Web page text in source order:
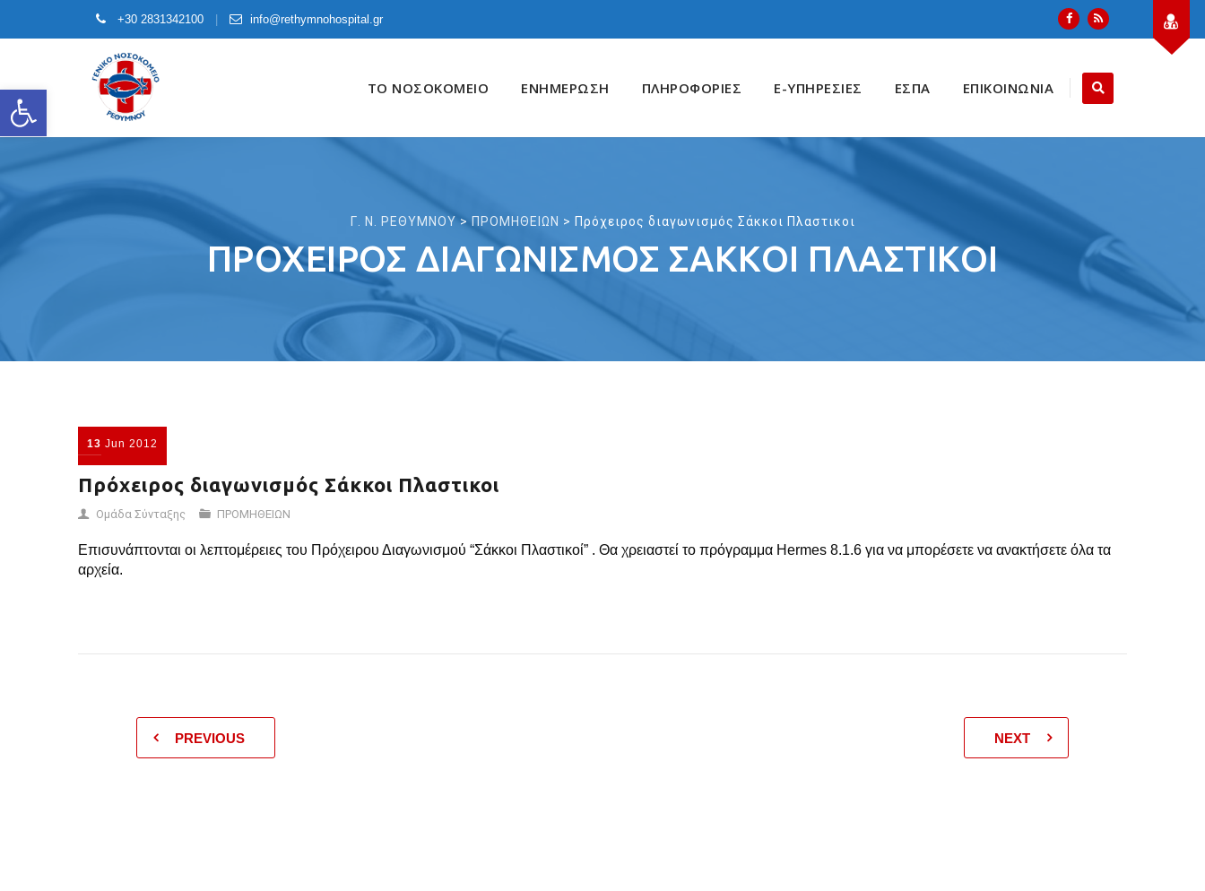
Open toolbar
+30 2831342100 info@rethymnohospital.gr
content
ΤΟ ΝΟΣΟΚΟΜΕΙΟ ΕΝΗΜΕΡΩΣΗ ΠΛΗΡΟΦΟΡΙΕΣ E-ΥΠΗΡΕΣΙΕΣ ΕΣΠΑ ΕΠΙΚΟΙΝΩΝΙΑ
Γ. Ν. ΡΕΘΥΜΝΟΥ> ΠΡΟΜΗΘΕΙΩΝ > Πρόχειρος διαγωνισμός Σάκκοι Πλαστικοι
ΠΡΌΧΕΙΡΟΣ ΔΙΑΓΩΝΙΣΜΌΣ ΣΆΚΚΟΙ ΠΛΑΣΤΙΚΟΙ
13 Jun 2012
Πρόχειρος διαγωνισμός Σάκκοι Πλαστικοι
Ομάδα Σύνταξης ΠΡΟΜΗΘΕΙΩΝ
Επισυνάπτονται οι λεπτομέρειες του Πρόχειρου Διαγωνισμού “Σάκκοι Πλαστικοί” . Θα χρειαστεί το πρόγραμμα Hermes 8.1.6 για να μπορέσετε να ανακτήσετε όλα τα
αρχεία.
PREVIOUS NEXT